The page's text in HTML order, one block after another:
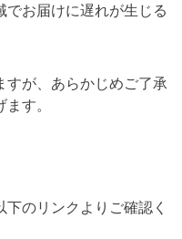
お届けに遅れが生じる
すが、あらかじめご了承
す。
のリンクよりご確認く